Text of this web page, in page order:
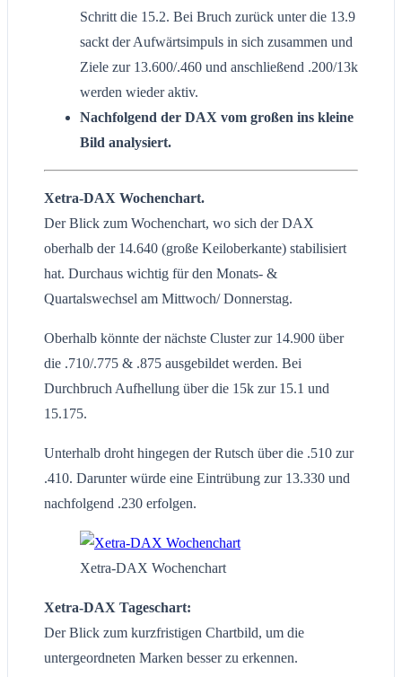
Schritt die 15.2. Bei Bruch zurück unter die 13.9
sackt der Aufwärtsimpuls in sich zusammen und
Ziele zur 13.600/.460 und anschließend .200/13k
werden wieder aktiv.
Nachfolgend der DAX vom großen ins kleine
Bild analysiert.
Xetra-DAX Wochenchart.
Der Blick zum Wochenchart, wo sich der DAX
oberhalb der 14.640 (große Keiloberkante) stabilisiert
hat. Durchaus wichtig für den Monats- &
Quartalswechsel am Mittwoch/ Donnerstag.
Oberhalb könnte der nächste Cluster zur 14.900 über
die .710/.775 & .875 ausgebildet werden. Bei
Durchbruch Aufhellung über die 15k zur 15.1 und
15.175.
Unterhalb droht hingegen der Rutsch über die .510 zur
.410. Darunter würde eine Eintrübung zur 13.330 und
nachfolgend .230 erfolgen.
Xetra-DAX Wochenchart
Xetra-DAX Tageschart:
Der Blick zum kurzfristigen Chartbild, um die
untergeordneten Marken besser zu erkennen.